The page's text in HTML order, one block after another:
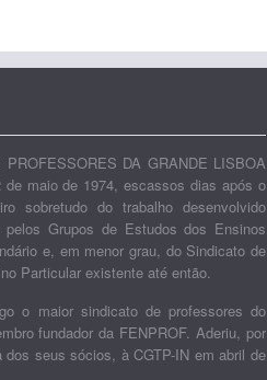
DA GRANDE LISBOA
de maio de 1974, escassos dias após o
sobretudo do trabalho desenvolvido
Grupos de Estudos dos Ensinos
e, em menor grau, do Sindicato de
Particular existente até então.
o maior sindicato de professores do
fundador da FENPROF. Aderiu, por
dos seus sócios, à CGTP-IN em abril de